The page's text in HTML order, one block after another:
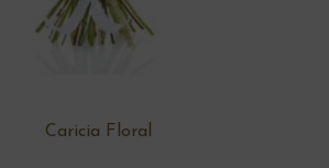
Caricia Floral